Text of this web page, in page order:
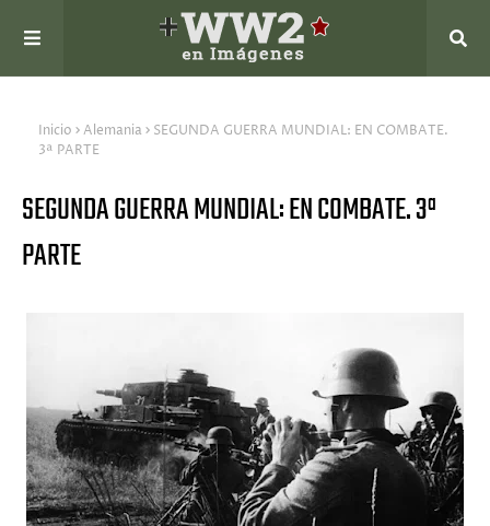
Inicio Alemania
SEGUNDA GUERRA MUNDIAL: EN COMBATE.
3ª PARTE
SEGUNDA GUERRA MUNDIAL: EN COMBATE. 3ª
PARTE